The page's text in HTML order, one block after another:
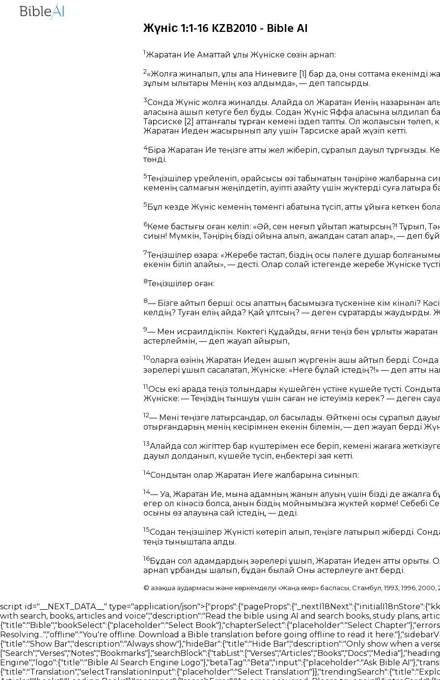
Жүніс 1:1-16 KZB2010 - Bible AI
1Жаратқан Ие Аматтай ұлы Жүніске сөзін арнап:
2«Жолға жиналып, ұлы қала Ниневиге [1]
бар да, оны соттамақ екенімді
зұлым қылықтары Менің көз алдымда», — деп тапсырды.
3Сонда Жүніс жолға жиналды. Алайда ол Жаратқан Иенің назарынан
қаласына қашып кетуге бел буды. Содан Жүніс Яффа қаласына ылдилап
Тарсиске [2] аттанғалы тұрған кемені іздеп тапты. Ол жолақысын төлеп,
Жаратқан Иеден жасырынып қалу үшін Тарсиске қарай жүзіп кетті.
4Бірақ Жаратқан Ие теңізге қатты жел жіберіп, сұрапыл дауыл тұрғызды.
төнді.
5Теңізшілер үрейленіп, әрқайсысы өзі табынатын тәңіріне жалбарына
кеменің салмағын жеңілдетіп, қауіпті азайту үшін жүктерді суға лақтыра
5 Бұл кезде Жүніс кеменің төменгі қабатына түсіп, қатты ұйқыға кеткен
6Кеме бастығы оған келіп: «Әй, сен неғып ұйықтап жатырсың?! Тұрып,
сиын! Мүмкін, Тәңірің бізді ойына алып, ажалдан сақтап қалар», — деп
7Теңізшілер өзара: «Жеребе тастап, біздің осы пәлеге душар
екенін біліп алайық», — десті. Олар солай істегенде жеребе Жүніске
8Теңізшілер оған:
8— Бізге айтып берші: осы апаттың басымызға түскеніне кім кінәлі?
келдің? Туған елің қайда? Қай ұлтсың? — деген сұрақтарды жаудырды.
9— Мен исраилдікпін. Көктегі Құдайды, яғни теңіз бен құрлықты жаратқан
қастерлеймін, — деп жауап қайырып,
10оларға өзінің Жаратқан Иеден қашып жүргенін ашық айтып берді. Сонда
зәрелері ұшып сасқалақтап, Жүніске: «Неге бұлай істедің?!» — деп қатты
11Осы екі арада теңіз толқындары күшейген үстіне күшейе түсті.
Жүніске: — Теңіздің тыншуы үшін саған не істеуіміз керек? — деген
12— Мені теңізге лақтырсаңдар, ол басылады. Өйткені осы сұрапыл
отырғандарың менің кесірімнен екенін білемін, — деп жауап берді
13Алайда сол жігіттер бар күштерімен есе беріп, кемені жағаға
дауыл долданып, күшейе түсіп, еңбектері зая кетті.
14Сондықтан олар Жаратқан Иеге жалбарына сиынып:
14— Уа, Жаратқан Ие, мына адамның жанын алуың үшін бізді де ажалға
егер ол кінәсіз болса, қанын біздің мойнымызға жүктей көрме! Себебі
осыны өз қалауыңа сай істедің, — деді.
15Содан теңізшілер Жүністі көтеріп алып, теңізге лақтырып жіберді.
теңіз тыныштала қалды.
16Бұдан сол адамдардың зәрелері ұшып, Жаратқан Иеден қатты қорықты.
арнап құрбандық шалып, бұдан былай Оны қастерлеуге ант берді.
© Қазақша аудармасы және көркемделуі «Жаңа өмір» баспасы, Стамбул, 1993, 1996, 2000,
script id="__NEXT_DATA__" type="application/json">{"props":{"pageProps":{"_nextI18Next":{"initialI18nStore":{"kk":{"bible":{"page":{"head":{"title":"Bible AI Bible reader with search, books, articles and voice","description":"Read the bible using AI and search books, study plans, articles using your voice"},"bibleReader":{"title":"Bible","bookSelect":{"placeholder":"Select Book"},"chapterSelect":{"placeholder":"Select Chapter"},"errors":{"chapterLoading":"Error loading chapter. Resolving...","offline":"You're offline. Download a Bible translation before going offline to read it here."},"sidebarViewPicker":{"heading":"Select a view","showBar":{"title":"Show Bar","description":"Always show"},"hideBar":{"title":"Hide Bar","description":"Only show when a verse is selected"}},"readerTabSection":{"tabList":["Search","Verses","Notes","Bookmarks"],"searchBlock":{"tabList":["Verses","Articles","Books","Docs","Media"],"heading":"Discover The Most Advanced Bible Search Engine","logo":{"title":"Bible AI Search Engine Logo"},"betaTag":"Beta","input":{"placeholder":"Ask Bible AI"},"translationSelector":{"title":"Translation","selectTranslationInput":{"placeholder":"Select Translation"}},"trendingSearch":{"title":"Explore Trending Searches"},"loading":{"articles":"Loading Articles","books":"Loading Books"},"messages":{"searchError":"An error occurred. Please try again"},"introCards":{"navigate":{"title":"Navigate the bible using {type}","text":"Go to Matthew 1","inputTypes":{"text":"text","voice":"your voice"}},"question":{"title":"Ask any question relevant to the Bible","text":"Who is Jesus and why did he die?"},"goToVerse":{"title":"Go directly to the verses","text":"Click on assistant responses to navigate the Bible"},"selectVerse":{"title":"Select a verse to begin","text":"Click on a verse to show a detailed overview of it"}},"assistant":{"messages":{"error":"Sorry an error occurred, let me try again","cannotCompleteQueryError":"Unable to complete your query, please try again later.","start":["Hi, how can I help?","What's on your mind?","What's your question?"],"thinking":["Thank you. Let me think about that.","I will look for an answer for you.","Great question, give me a few seconds to find the answer","Sure thing. I'll find an answer for you."]}},"answering":"Жауап әзірленуде…"},"notes":{"addNote":"Add Note","addNoteTitle":"Bible Note","noteTagsTitle":"Note Tags","autosaveMessage":"Notes autosave","firstNoteMessage":"Add your first note","noteTitleInput":"Note title","tagInputPlaceholder":"Press ENTER to add a new tag","editorInputPlaceholderText":"Type your note here...","loginCard":{"text":"To view your Notes, please login or register"},"btn":{"cancel":"Close","edit":"Edit","delete":"Delete"},"messages":{"addNoteTitleError":"Cannot add a note without a title"},"dropdown":{"textFormat":{"normal":"Normal","largeHeading":"Large Heading","smallHeading":"Small Heading","bulletList":"Bullet List","numberedList":"Numbered List","quote":"Quote","codeBlock":"Code Block"},"textAlignment":{"buttonLabel":"Formatting options for text alignment","leftAlign":"Left Align","centerAlign":"Center Align","rightAlign":"Right Align","justifyAlign":"Justify Align","startAlign":"Start Align","endAlign":"End Align","outdent":"Outdent","indent":"Indent"},"blockTypes":{"paragraph":"Normal","h1":"Large Heading","h2":"Small Heading","h3":"Heading","h4":"Heading","h5":"Heading","ol":"Numbered List","ul":"Bulleted List","quote":"Quote","code":"Code Block"}},"labels":{"undo":"Undo","redo":"Redo","formatBold":"Format Bold","formatItalic":"Format Italics","formatUnderline":"Format Underline","formatStrikethrough":"Format Strikethrough","insertLink":"Insert Link","formattingOptions":"Formatting Options","codeLanguage":"Select Code Language"}}},"verseOverview":{"tabList":["Overview","Media","Dictionary","Commentary"],"lowQualityMessage":"The below results may not contain direct answers to your selected verse.","noVerseCommentaryMessage":"No Commentary found for the selected verse. Please try selecting a wider range of verses.","noVerseDictionaryMessage":"No Dictionary definitions found for the selected verse. Please try selecting a wider range of verses.","noVerseMediaMessage":"No Media found for the selected verse. Please try selecting a wider range of verses.","loading":{"commentary":"Loading Commentary","dictionary":"Loading Dictionary"},"dictionaries":"Dictionaries","encyclopedias":"Encyclopedias"},"bibleSelectorTitles":{"books":"Books","chapters":"Chapters","verses":"Verses"},"swipeNavigation":{"prev":"Prev","swipe":"SWIPE","next":"Next"},"betaFeedback":{"title":"Beta Feedback","description":"We are constantly improving our Bible AI. Please share your feedback with us.","form":{"title":"Beta Feedback Form"},"feedbackForm":{"description":" ","experienceRating":{"title":"How would you rate your Bible experience so far?","options":["1 - Poor","2 - Fair","3 - Good","4 - Very Good","5 - Excellent"]},"readingMeans":{"title":"What is your primary method of reading the Bible?","options":["Digitally (Bible apps)","Physically (Physical bible)"]},"useAssistant":{"title":"Would you use the voice assistant to aid in your Bible study?"},"willingToPay":{"title":"Would you pay to use such an assistant?"},"paymentAmount":{"title":"How much would you pay per month (in $USD)?"},"isEasyToUse":{"title":"Is the Bible reading experience easy to use?"},"sidebarDistracting":{"title":"Is the sidebar disturbing you from your Bible reading?"},"additionalComments":{"title":"Any other comments / Features?"}},"intro":{"title":"Bible Reader Testing","content":"Thank you for testing one of our feature considerations. We are wisely evaluating how technology can further aid in Bible study.","test":{"title":"Key Information","list":["Please do provide feedback","Ensure you update periodically as older versions will stop working"]},"optional":{"title":"Additional Information","list":["You may experience lower accuracy results than our existing Search product","You may encounter bugs and issues. Let us know when you do"]},"buttonStart":"Start Testing"},"submitTitle":"Submit Feedback","feedbackNote":"* Feedback becomes mandatory after a period of usage as it is very valuable for us to make decisions."}}}},"nav":{"nav":{"navMenu":[{"id":2,"label":"Bible","path":"/bible","icon":"bible","offset":"84"},{"id":1,"label":"Search","path":"/search","icon":"search","offset":"84"},{"id":6,"label":"Download","path":"/download","icon":"download","offset":"84"},{"id":5,"label":"About","path":"/about","icon":"about","offset":"84"},{"id":5,"label":"Contact","path":"/contact","icon":"contact","offset":"84"}],"footerMenu":[{"text":"Home","path":"/"},{"text":"Bible","path":"/